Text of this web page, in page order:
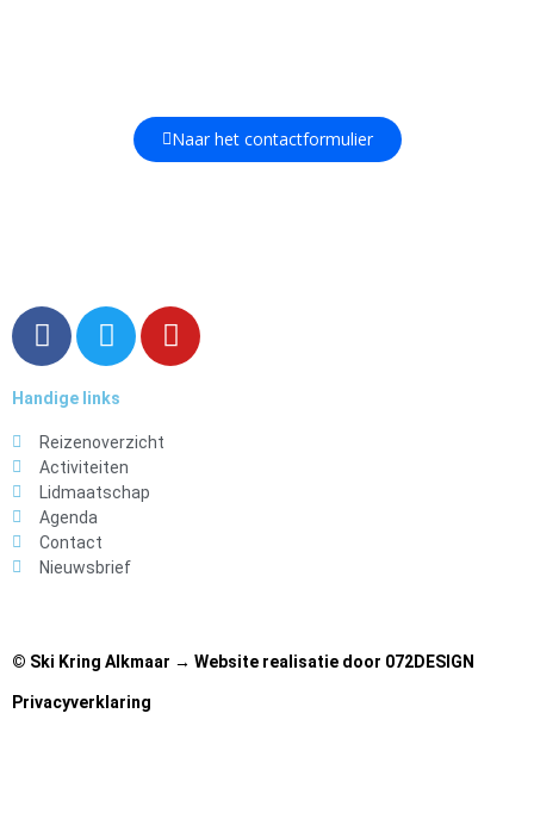
Naar het contactformulier
F
a
e
b
o
o
k
T
w
t
t
e
r
Y
o
Handige links
Reizenoverzicht
Activiteiten
Lidmaatschap
Agenda
Contact
Nieuwsbrief
© Ski Kring Alkmaar → Website realisatie door 072DESIGN
Privacyverklaring